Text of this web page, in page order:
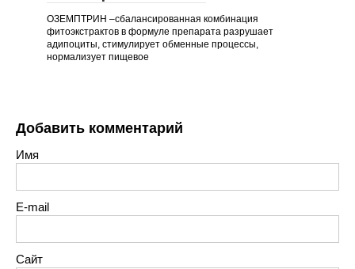
ОЗЕМПТРИН –сбалансированная комбинация
фитоэкстрактов в формуле препарата разрушает
адипоциты, стимулирует обменные процессы,
нормализует пищевое
Добавить комментарий
Имя
E-mail
Сайт